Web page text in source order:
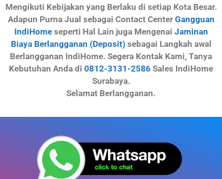
Mengikuti Kebijakan yang Berlaku di setiap Kota Besar.
Adapun Purna Jual sebagai Contact Center Gangguan
IndiHomeseperti Hal Lain juga Mengenai Jaminan
Biaya Berlangganan (Deposit) sebagai Langkah awal
Berlangganan IndiHome. Segera Kontak Kami, Tanya
Kebutuhan Anda di 0812-3131-2586 Sales IndiHome
Surabaya.
Selamat Berlangganan.